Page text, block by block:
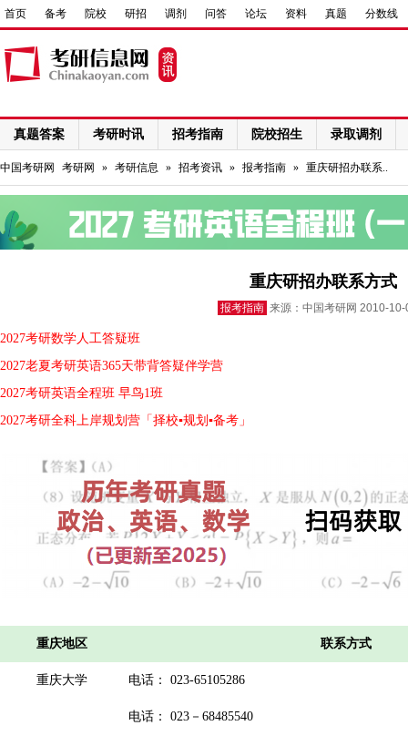
首页 备考 院校 研招 调剂 问答 论坛 资料 真题 分数线
真题答案 考研时讯 招考指南 院校招生 录取调剂
网络课程
中国考研网 考研网 » 考研信息 » 招考资讯 » 报考指南 » 重庆研招办联系..
重庆研招办联系方式
报考指南 来源：中国考研网 2010-
2027考研数学人工答疑班
2027老夏考研英语365天带背答疑伴学营
2027考研英语全程班 早鸟1班
2027考研全科上岸规划营「择校▪规划▪备考」
重庆地区 联系方式
重庆大学 电话： 023-65105286
电话： 023－68485540